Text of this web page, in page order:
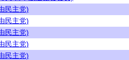
民主党)
民主党)
民主党)
民主党)
民主党)